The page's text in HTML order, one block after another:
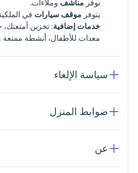
نوفر مناشف وملاءات.
يتوفر موقف سيارات في
خدمات إضافية: تخزين
معدات للأطفال، أنشطة ممتعة
سياسة الإلغاء
ضوابط المنزل
عن